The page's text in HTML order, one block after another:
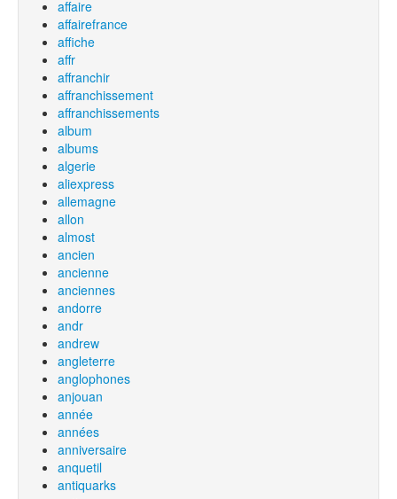
affaire
affairefrance
affiche
affr
affranchir
affranchissement
affranchissements
album
albums
algerie
aliexpress
allemagne
allon
almost
ancien
ancienne
anciennes
andorre
andr
andrew
angleterre
anglophones
anjouan
année
années
anniversaire
anquetil
antiquarks